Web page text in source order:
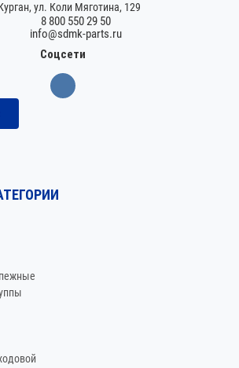
ул. Коли Мяготина, 129
8 800 550 29 50
info@sdmk-parts.ru
Соцсети